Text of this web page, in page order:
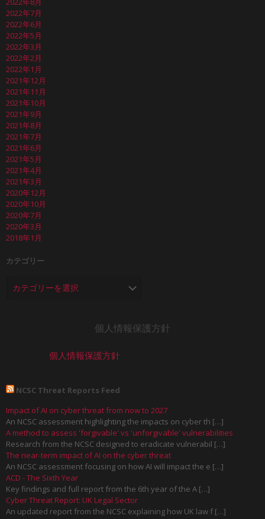
2022年7月
2022年6月
2022年5月
2022年3月
2022年2月
2022年1月
2021年12月
2021年11月
2021年10月
2021年9月
2021年8月
2021年7月
2021年6月
2021年5月
2021年4月
2021年3月
2020年12月
2020年10月
2020年7月
2020年3月
2018年1月
カテゴリー
個人情報保護方針
個人情報保護方針
NCSC Threat Reports Feed
Impact of AI on cyber threat from now to 2027
An NCSC assessment highlighting the impacts on cyber th […]
A method to assess 'forgivable' vs 'unforgivable' vulnerabilities
Research from the NCSC designed to eradicate vulnerabil […]
The near-term impact of AI on the cyber threat
An NCSC assessment focusing on how AI will impact the e […]
ACD - The Sixth Year
Key findings and full report from the 6th year of the A […]
Cyber Threat Report: UK Legal Sector
An updated report from the NCSC explaining how UK law f […]